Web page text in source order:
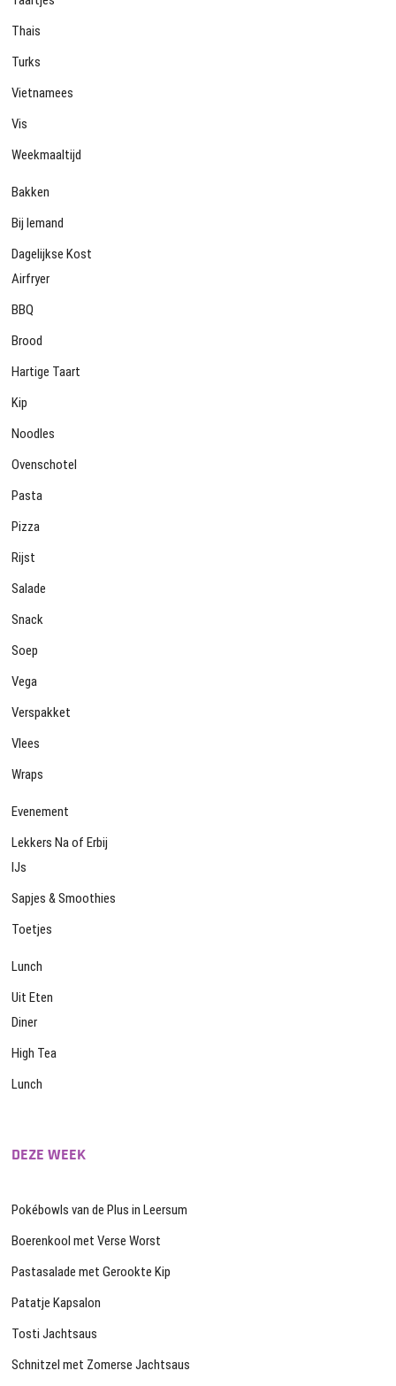
Thais
Turks
Vietnamees
Vis
Weekmaaltijd
Bakken
Bij Iemand
Dagelijkse Kost
Airfryer
BBQ
Brood
Hartige Taart
Kip
Noodles
Ovenschotel
Pasta
Pizza
Rijst
Salade
Snack
Soep
Vega
Verspakket
Vlees
Wraps
Evenement
Lekkers Na of Erbij
IJs
Sapjes & Smoothies
Toetjes
Lunch
Uit Eten
Diner
High Tea
Lunch
DEZE WEEK
Pokébowls van de Plus in Leersum
Boerenkool met Verse Worst
Pastasalade met Gerookte Kip
Patatje Kapsalon
Tosti Jachtsaus
Schnitzel met Zomerse Jachtsaus